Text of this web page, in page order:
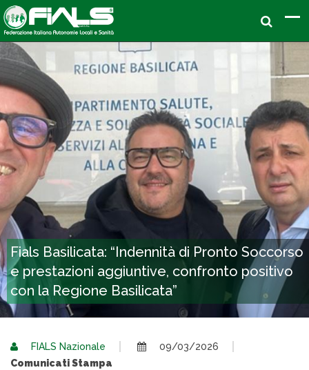
Fials Basilicata: “Indennità di Pronto Soccorso
e prestazioni aggiuntive, confronto positivo
con la Regione Basilicata”
FIALS Nazionale
09/03/2026
Comunicati Stampa